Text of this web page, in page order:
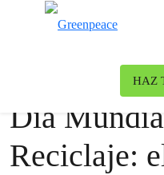
HAZ
Día
Reciclaje: